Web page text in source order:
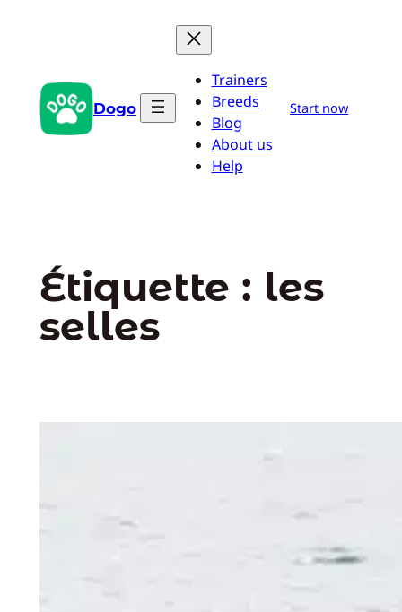
Dogo
Trainers
Breeds
Blog
About us
Help
Start now
Étiquette : les
selles